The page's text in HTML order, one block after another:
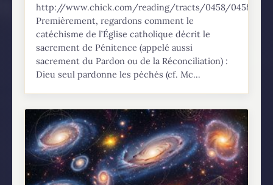
http://www.chick.com/reading/tracts/0458/
Premièrement, regardons comment le
catéchisme de l’Église catholique décrit le
sacrement de Pénitence (appelé aussi
sacrement du Pardon ou de la Réconciliation) :
Dieu seul pardonne les péchés (cf. Mc...